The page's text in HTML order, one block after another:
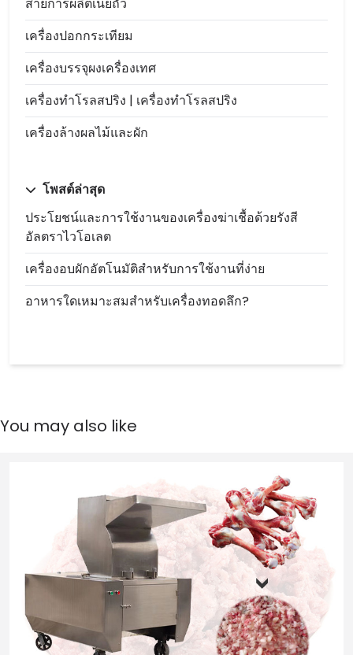
เครื่องปอกกระเทียม
เครื่องบรรจุผงเครื่องเทศ
เครื่องทำโรลสปริง | เครื่องทำโรลสปริง
เครื่องล้างผลไม้และผัก
โพสต์ล่าสุด
ประโยชน์และการใช้งานของเครื่องฆ่าเชื้อด้วยรังสี
อัลตราไวโอเลต
เครื่องอบผักอัตโนมัติสำหรับการใช้งานที่ง่าย
อาหารใดเหมาะสมสำหรับเครื่องทอดลึก?